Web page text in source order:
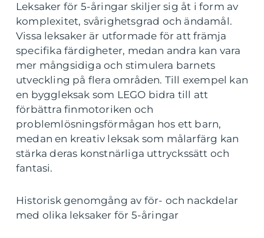
Leksaker för 5-åringar skiljer sig åt i form av
komplexitet, svårighetsgrad och ändamål.
Vissa leksaker är utformade för att främja
specifika färdigheter, medan andra kan vara
mer mångsidiga och stimulera barnets
utveckling på flera områden. Till exempel kan
en byggleksak som LEGO bidra till att
förbättra finmotoriken och
problemlösningsförmågan hos ett barn,
medan en kreativ leksak som målarfärg kan
stärka deras konstnärliga uttryckssätt och
fantasi.
Historisk genomgång av för- och nackdelar
med olika leksaker för 5-åringar